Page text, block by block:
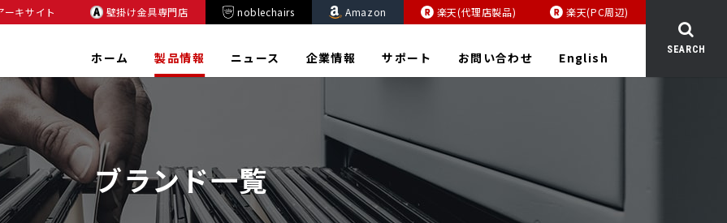
ーキサイト 壁掛け金具専門店 noblechairs Amazon 楽天(代理店製品) 楽天(PC周辺)
ホーム 製品情報 ニュース 企業情報 サポート お問い合わせ English SEARCH
ブランド一覧